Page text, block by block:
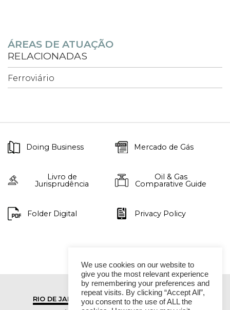
ÁREAS DE ATUAÇÃO
RELACIONADAS
Ferroviário
Doing Business Mercado de Gás
Livro de
Jurisprudência
Oil & Gas
Comparative Guide
Folder Digital Privacy Policy
RIO DE JANEIRO
SÃO PAULO
We use cookies on our website to
give you the most relevant experience
by remembering your preferences and
repeat visits. By clicking “Accept All”,
you consent to the use of ALL the